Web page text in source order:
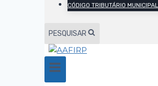
CÓDIGO TRIBUTÁRIO
PESQUISAR